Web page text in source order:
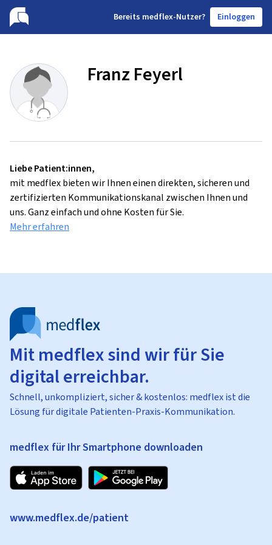
Bereits medflex-Nutzer? Einloggen
Franz Feyerl
Liebe Patient:innen,
mit medflex bieten wir Ihnen einen direkten, sicheren und
zertifizierten Kommunikationskanal zwischen Ihnen und
uns. Ganz einfach und ohne Kosten für Sie.
Mehr erfahren
Mit medflex sind wir für Sie
digital erreichbar.
Schnell, unkompliziert, sicher & kostenlos: medflex ist die
Lösung für digitale Patienten-Praxis-Kommunikation.
medflex für Ihr Smartphone downloaden
www.medflex.de/patient